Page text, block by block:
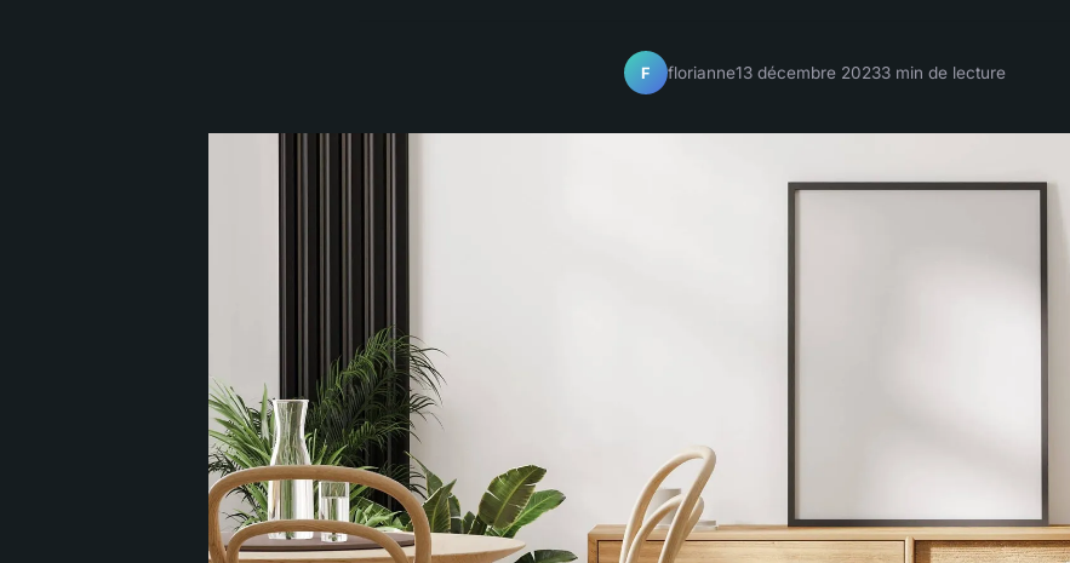
F florianne13 décembre 20233 min de lecture